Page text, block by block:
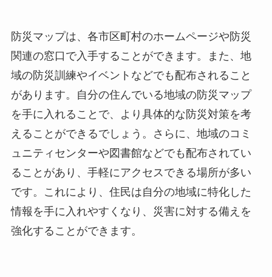
防災マップは、各市区町村のホームページや防災
関連の窓口で入手することができます。また、地
域の防災訓練やイベントなどでも配布されること
があります。自分の住んでいる地域の防災マップ
を手に入れることで、より具体的な防災対策を考
えることができるでしょう。さらに、地域のコミ
ュニティセンターや図書館などでも配布されてい
ることがあり、手軽にアクセスできる場所が多い
です。これにより、住民は自分の地域に特化した
情報を手に入れやすくなり、災害に対する備えを
強化することができます。